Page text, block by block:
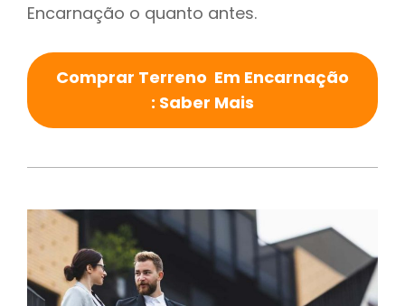
Encarnação o quanto antes.
Comprar Terreno Em Encarnação
: Saber Mais